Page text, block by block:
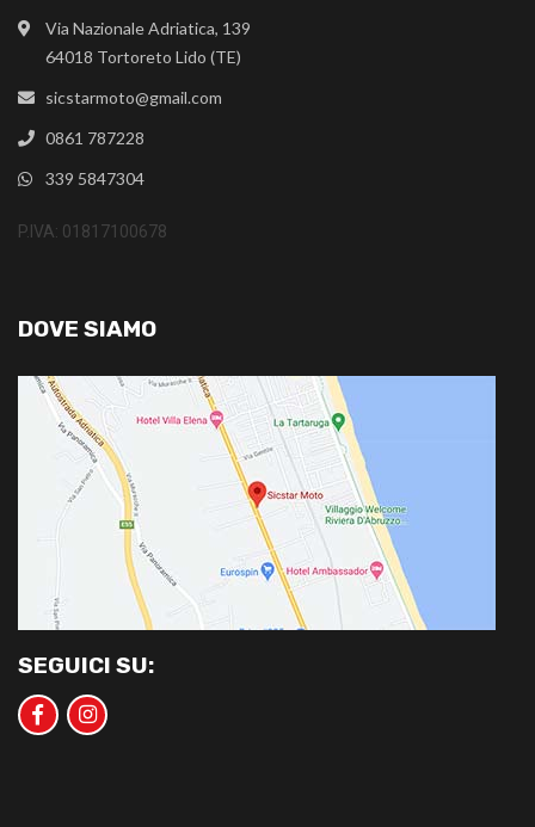
Via Nazionale Adriatica, 139
64018 Tortoreto Lido (TE)
sicstarmoto@gmail.com
0861 787228
339 5847304
P.IVA: 01817100678
DOVE SIAMO
SEGUICI SU: